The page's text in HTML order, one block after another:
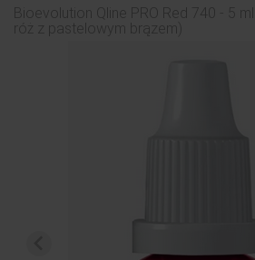
Bioevolution Qline PRO Red 740 - 5
róż z pastelowym brązem)